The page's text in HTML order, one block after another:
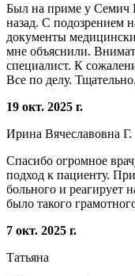
Был на приме у Семич
назад. С подозрением
документы
мне объяснили.
специалист. К
Все по делу. Тщательно.
19 окт. 2025 г.
Ирина Вячеславовна Г.
Спасибо огромное
подход к пациенту.
больного и реагирует
было такого
7 окт. 2025 г.
Татьяна